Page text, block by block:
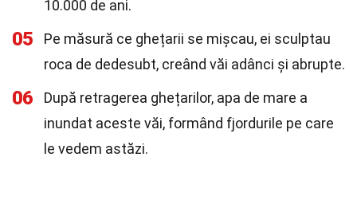
10.000 de ani.
05
Pe măsură ce ghețarii se mișcau, ei sculptau
roca de dedesubt, creând văi adânci și abrupte.
06
După retragerea ghețarilor, apa de mare a
inundat aceste văi, formând fjordurile pe care
le vedem astăzi.